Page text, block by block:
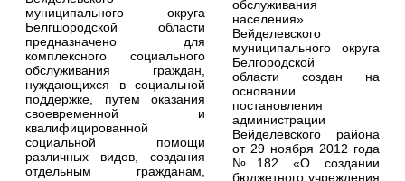
муниципального округа
Белгшородской области
предназначено для
комплексного социального
обслуживания граждан,
нуждающихся в социальной
поддержке, путем оказания
своевременной и
квалифицированной
социальной помощи
различных видов, создания
отдельным гражданам,
обслуживания
населения»
Вейделевского
муниципального округа
Белгородской
области создан на
основании
постановления
администрации
Вейделевского района
от 29 ноября 2012 года
№182 «О создании
бюджетного учреждения